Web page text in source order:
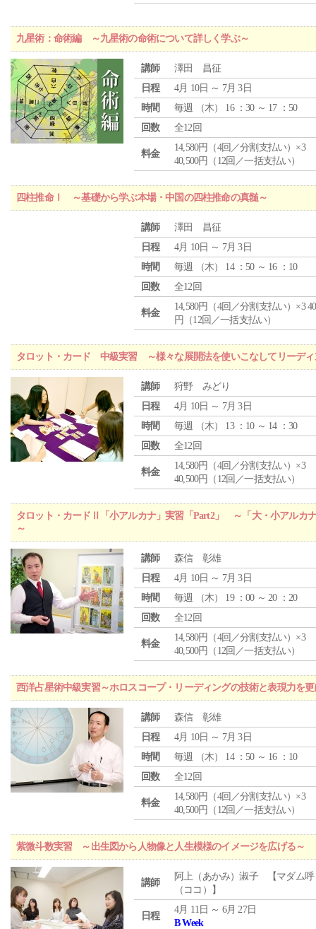
九星術：命術編 ～九星術の命術について詳しく学ぶ～
講師
澤田 昌征
日程
4月 10日 ～ 7月 3日
時間
毎週 （木） 16 ：30 ～ 17 ：50
回数
全12回
料金
14,580円（4回／分割支払い）×3
40,500円（12回／一括支払い）
四柱推命Ⅰ ～基礎から学ぶ本場・中国の四柱推命の真髄～
講師
澤田 昌征
日程
4月 10日 ～ 7月 3日
時間
毎週 （木） 14 ：50 ～ 16 ：10
回数
全12回
料金
14,580円（4回／分割支払い）×3
円（12回／一括支払い）
タロット・カード 中級実習 ～様々な展開法を使いこなしてリーディ
講師
狩野 みどり
日程
4月 10日 ～ 7月 3日
時間
毎週 （木） 13 ：10 ～ 14 ：30
回数
全12回
料金
14,580円（4回／分割支払い）×3
40,500円（12回／一括支払い）
タロット・カードⅡ「小アルカナ」実習「Part2」 ～「大・小アルカ
～
講師
森信 彰雄
日程
4月 10日 ～ 7月 3日
時間
毎週 （木） 19 ：00 ～ 20 ：20
回数
全12回
料金
14,580円（4回／分割支払い）×3
40,500円（12回／一括支払い）
西洋占星術中級実習～ホロスコープ・リーディングの技術と表現力を
講師
森信 彰雄
日程
4月 10日 ～ 7月 3日
時間
毎週 （木） 14 ：50 ～ 16 ：10
回数
全12回
料金
14,580円（4回／分割支払い）×3
40,500円（12回／一括支払い）
紫微斗数実習 ～出生図から人物像と人生模様のイメージを広げる～
講師
阿上（あかみ）淑子 【マダム呼
（ココ）】
日程
4月 11日 ～ 6月 27日
B Week